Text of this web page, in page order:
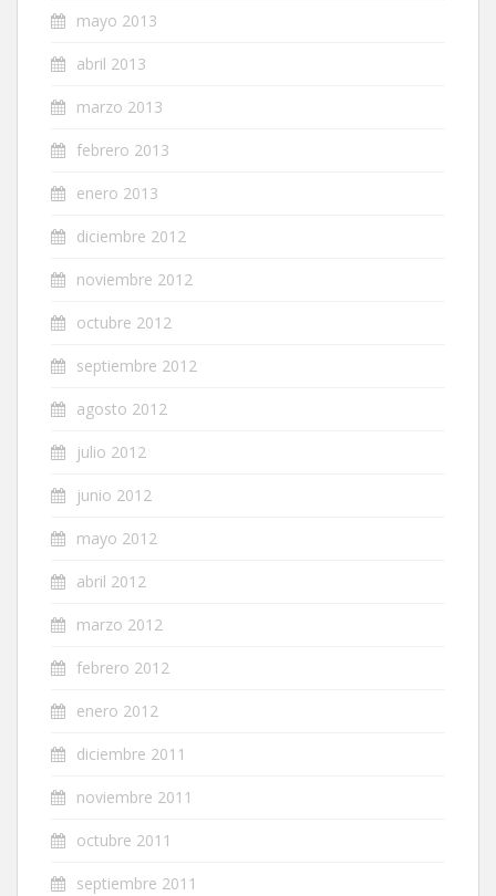
mayo 2013
abril 2013
marzo 2013
febrero 2013
enero 2013
diciembre 2012
noviembre 2012
octubre 2012
septiembre 2012
agosto 2012
julio 2012
junio 2012
mayo 2012
abril 2012
marzo 2012
febrero 2012
enero 2012
diciembre 2011
noviembre 2011
octubre 2011
septiembre 2011